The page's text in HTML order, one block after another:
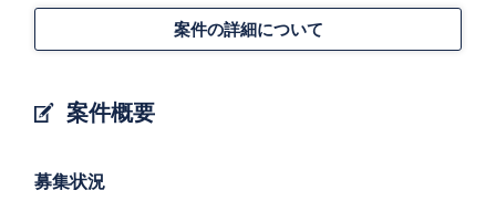
案件概要
案件の詳細について
募集状況